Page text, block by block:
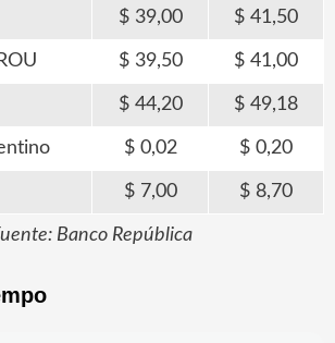
39,00 41,50
39,50 41,00
44,20 49,18
0,02 0,20
7,00 8,70
Banco República